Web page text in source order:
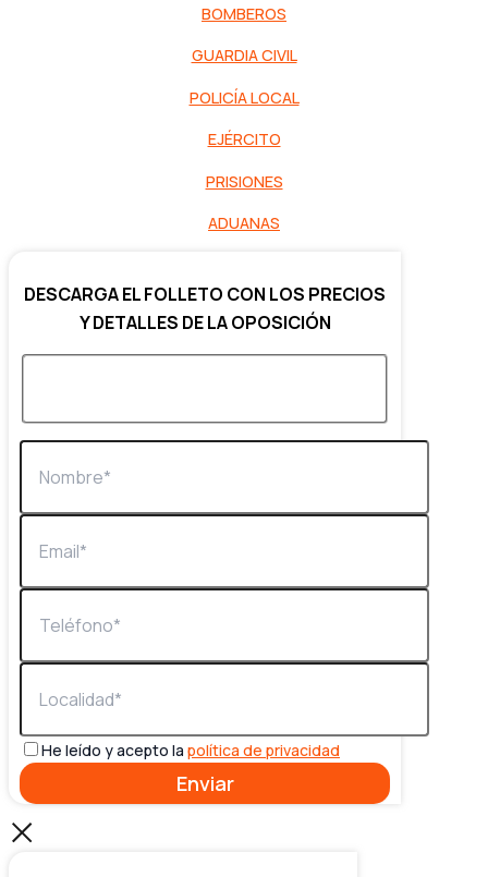
BOMBEROS
GUARDIA CIVIL
POLICÍA LOCAL
EJÉRCITO
PRISIONES
ADUANAS
DESCARGA EL FOLLETO CON LOS PRECIOS
Y DETALLES DE LA OPOSICIÓN
He leído y acepto la política de privacidad